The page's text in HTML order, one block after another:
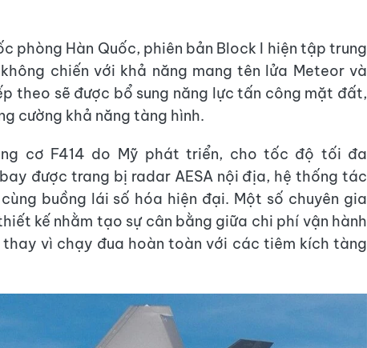
phòng Hàn Quốc, phiên bản Block I hiện tập trung
chiến với khả năng mang tên lửa Meteor và
theo sẽ được bổ sung năng lực tấn công mặt đất,
cường khả năng tàng hình.
cơ F414 do Mỹ phát triển, cho tốc độ tối đa
được trang bị radar AESA nội địa, hệ thống tác
buồng lái số hóa hiện đại. Một số chuyên gia
kế nhằm tạo sự cân bằng giữa chi phí vận hành
thay vì chạy đua hoàn toàn với các tiêm kích tàng